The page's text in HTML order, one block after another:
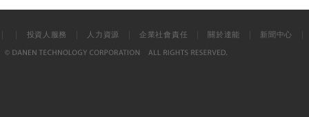
投資人服務 人力資源 |企業社會責任 關於達能 新聞中心